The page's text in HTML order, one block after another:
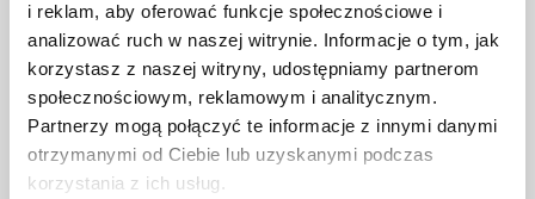
i reklam, aby oferować funkcje społecznościowe i
analizować ruch w naszej witrynie. Informacje o tym, jak
korzystasz z naszej witryny, udostępniamy partnerom
społecznościowym, reklamowym i analitycznym.
Partnerzy mogą połączyć te informacje z innymi danymi
otrzymanymi od Ciebie lub uzyskanymi podczas
korzystania z ich usług.
Zaloguj się lub zarejestruj,
aby dokonać zakupów!